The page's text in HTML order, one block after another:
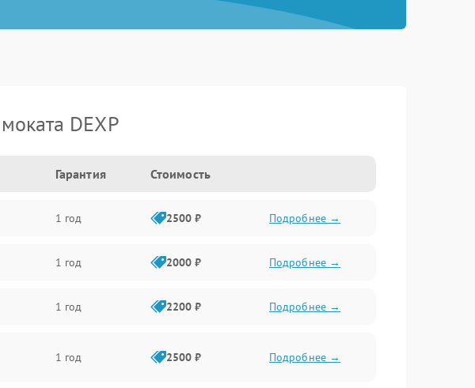
DEXP
Гарантия Стоимость
1 год 2500 ₽ Подробнее →
1 год 2000 ₽ Подробнее →
1 год 2200 ₽ Подробнее →
1 год 2500 ₽ Подробнее →